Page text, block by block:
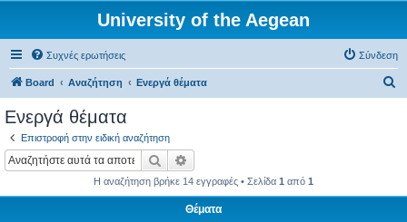
University of the Aegean
Συχνές ερωτήσεις Σύνδεση
Board Αναζήτηση Ενεργά θέματα
Ενεργά θέματα
Επιστροφή στην ειδική αναζήτηση
Αναζήτηση
Η αναζήτηση βρήκε 14 εγγραφές • Σελίδα 1 από 1
Θέματα